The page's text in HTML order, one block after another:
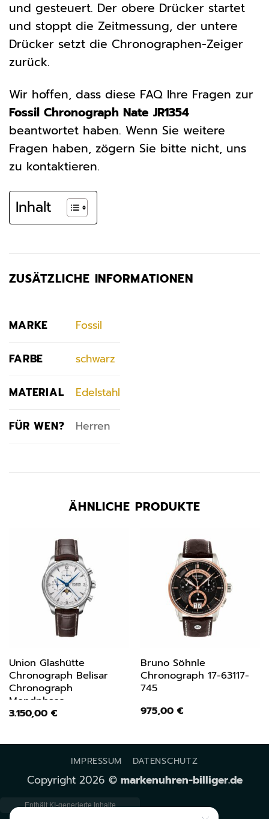
und gesteuert. Der obere Drücker startet
und stoppt die Zeitmessung, der untere
Drücker setzt die Chronographen-Zeiger
zurück.
Wir hoffen, dass diese FAQ Ihre Fragen zur
Fossil Chronograph Nate JR1354
beantwortet haben. Wenn Sie weitere
Fragen haben, zögern Sie bitte nicht, uns
zu kontaktieren.
Inhalt
ZUSÄTZLICHE INFORMATIONEN
MARKE Fossil
FARBE schwarz
MATERIAL Edelstahl
FÜR WEN? Herren
ÄHNLICHE PRODUKTE
Union Glashütte
Chronograph Belisar
Chronograph
Mondphase
D0094251601700
3.150,00 €
Bruno Söhnle
Chronograph 17-63117-
745
975,00 €
IMPRESSUM DATENSCHUTZ
Copyright 2026 © markenuhren-billiger.de